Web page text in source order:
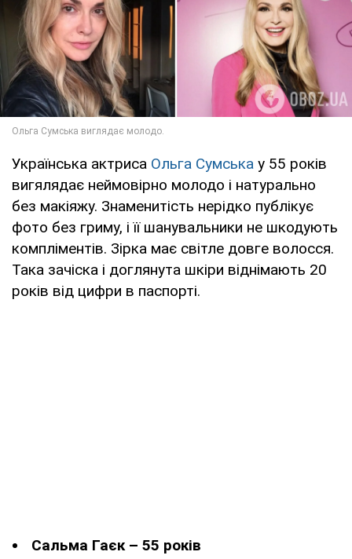
Українська актриса Ольга Сумська у 55 років
вигялядає неймовірно молодо і натурально
без макіяжу. Знаменитість нерідко публікує
фото без гриму, і її шанувальники не шкодують
компліментів. Зірка має світле довге волосся.
Така зачіска і доглянута шкіри віднімають 20
років від цифри в паспорті.
Сальма Гаєк – 55 років